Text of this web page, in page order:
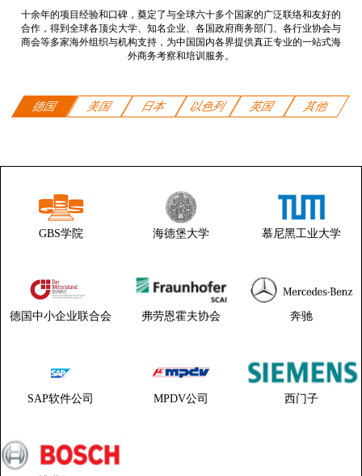
十余年的项目经验和口碑，奠定了与全球六十多个国家的广泛联络和友好的
合作，得到全球各顶尖大学、知名企业、各国政府商务部门、各行业协会与
商会等多家海外组织与机构支持，为中国国内各界提供真正专业的一站式海
外商务考察和培训服务。
德国 美国 日本 以色列 英国 其他
GBS学院 海德堡大学 慕尼黑工业大学
德国中小企业联合会 弗劳恩霍夫协会 奔驰
SAP软件公司 MPDV公司 西门子